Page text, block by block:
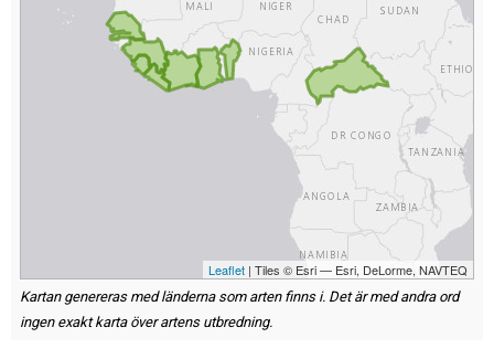
Leaflet | Tiles © Esri — Esri, DeLorme, NAVTEQ
Kartan genereras med länderna som arten finns i. Det är med andra ord
ingen exakt karta över artens utbredning.